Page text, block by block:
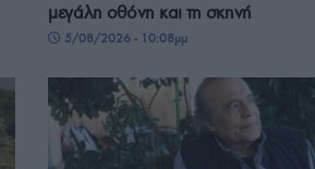
μεγάλη οθόνη και τη σκηνή
5/08/2026 - 10:08μμ